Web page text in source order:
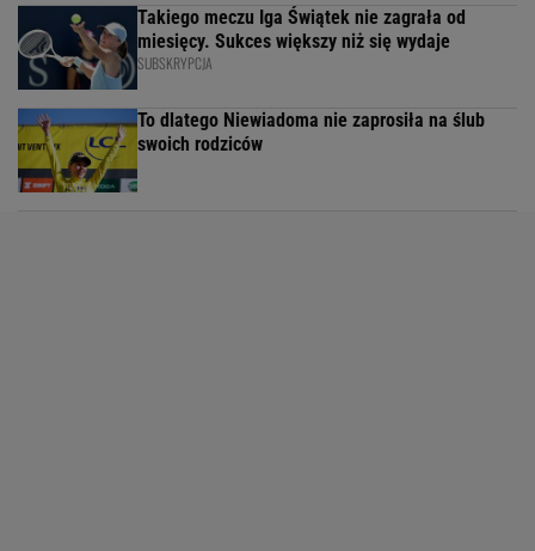
Takiego meczu Iga Świątek nie zagrała od
miesięcy. Sukces większy niż się wydaje
SUBSKRYPCJA
To dlatego Niewiadoma nie zaprosiła na ślub
swoich rodziców